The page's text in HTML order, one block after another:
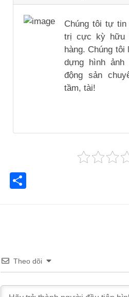
Chúng tôi tự
trị cực kỳ hữu
hàng. Chúng
dựng hình
động sản
tầm, tài!
Theo dõi